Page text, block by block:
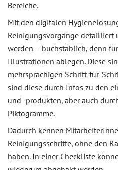
Bereiche.
Mit den digitalen
Reinigungsvorgänge
werden – buchstäblich, denn
Illustrationen ablegen. Diese
mehrsprachigen Schritt-für-
sind diese durch Infos zu den
und -produkten, aber auch
Piktogramme.
Dadurch kennen
Reinigungsschritte, ohne den
haben. In einer Checkliste